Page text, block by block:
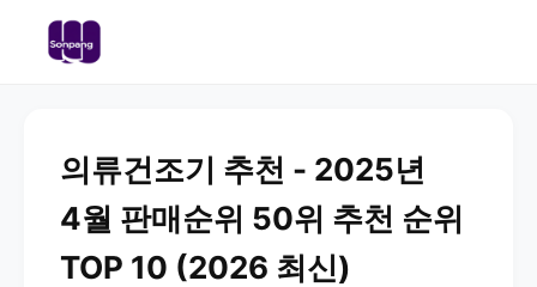
의류건조기 추천 - 2025년
4월 판매순위 50위 추천 순위
TOP 10 (2026 최신)